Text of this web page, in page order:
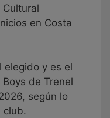
en Costa
elegido y es el
de Trenel
según lo
club.